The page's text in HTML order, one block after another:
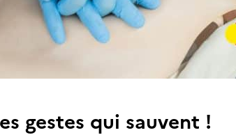
gestes qui sauvent !